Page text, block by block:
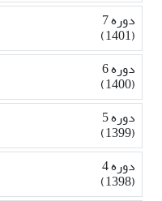
دوره 7
(1401)
دوره 6
(1400)
دوره 5
(1399)
دوره 4
(1398)